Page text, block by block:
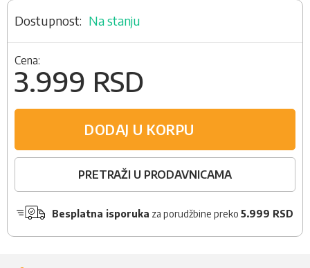
Na stanju
Cena:
3.999 RSD
DODAJ U KORPU
PRETRAŽI U PRODAVNICAMA
Besplatna isporuka za porudžbine preko 5.999 RSD